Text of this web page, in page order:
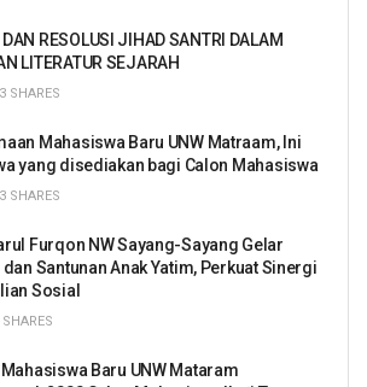
RESOLUSI JIHAD SANTRI DALAM
LITERATUR SEJARAH
SHARES
Mahasiswa Baru UNW Matraam, Ini
yang disediakan bagi Calon Mahasiswa
SHARES
Furqon NW Sayang-Sayang Gelar
Santunan Anak Yatim, Perkuat Sinergi
Sosial
Baru UNW Mataram